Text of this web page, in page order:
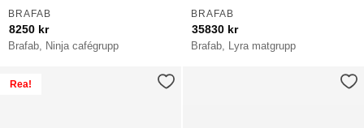
Brafab, Ninja cafégrupp
BRAFAB
8250 kr
Brafab, Lyra matgrupp
BRAFAB
35830 kr
Rea!